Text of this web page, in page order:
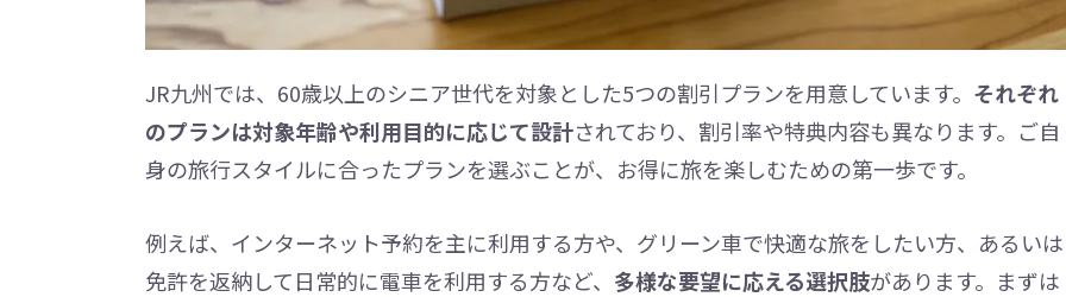
JR九州では、60歳以上のシニア世代を対象とした5つの割引プランを用意しています。 それぞれ
のプランは対象年齢や利用目的に応じて設計されており、割引率や特典内容も異なります。ご自
身の旅行スタイルに合ったプランを選ぶことが、お得に旅を楽しむための第一歩です。
例えば、インターネット予約を主に利用する方や、グリーン車で快適な旅をしたい方、あるいは
免許を返納して日常的に電車を利用する方など、 多様な要望に応える選択肢があります。まずは